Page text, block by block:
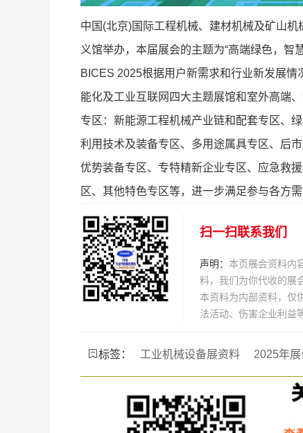
中国(北京)国际工程机械、建材机械及矿山
义馆举办，本届展会的主题为“高端绿色，智
BICES 2025根据用户新需求和行业新发展
能化及工业互联网四大主题展馆和室外高端
专区：新能源工程机械产业链和配套专区、
利用技术及装备专区、多用途属具专区、后
优势装备专区、专特精新企业专区、应急救
区、其他特色专区等，进一步满足参与各方
扫一扫联系我们
声明： 本页展会资料内
料，我们为你代收的展
本资料为内部资料，仅
法活动、伤害企业利益
标签： 工业机械设备展资料 2025年展